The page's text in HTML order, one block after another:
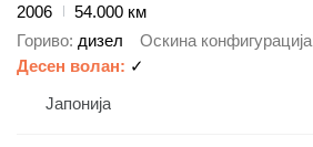
2006
54.000 км
Гориво дизел Оскина конфигурација
Десен волан
✓
Јапонија